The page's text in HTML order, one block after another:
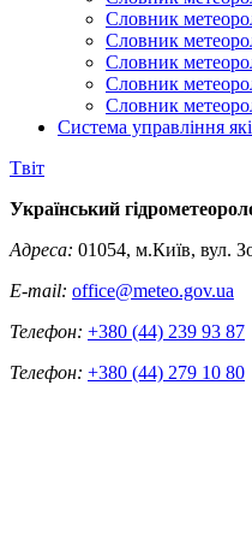
Словник
Словник
Словник
Словник
Словник
Система управління
Tвіт
Український
Адреса: 01054, м.Київ, вул.
E-mail: office@meteo.gov.ua
Телефон: +380 (44) 239 93 87
Телефон: +380 (44) 279 10 80